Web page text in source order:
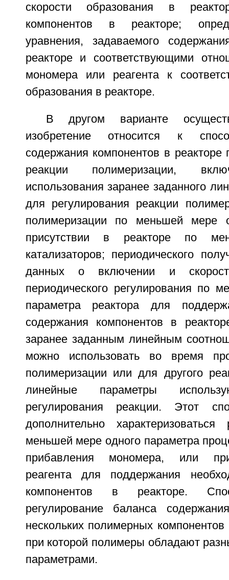
скорости образования в
компонентов в реакторе;
уравнения, задаваемого
реакторе и соответствующими
мономера или реагента к
образования в реакторе.
В другом варианте
изобретение относится к
содержания компонентов в реакторе
реакции полимеризации,
использования заранее заданного
для регулирования реакции
полимеризации по меньшей мере
присутствии в реакторе по
катализаторов; периодического
данных о включении и
периодического регулирования по
параметра реактора для
содержания компонентов в
заранее заданным линейным
можно использовать во время
полимеризации или для другого
линейные параметры
регулирования реакции. Этот
дополнительно
меньшей мере одного параметра
прибавления мономера, или
реагента для поддержания
компонентов в реакторе.
регулирование баланса
нескольких полимерных
при которой полимеры обладают
параметрами.